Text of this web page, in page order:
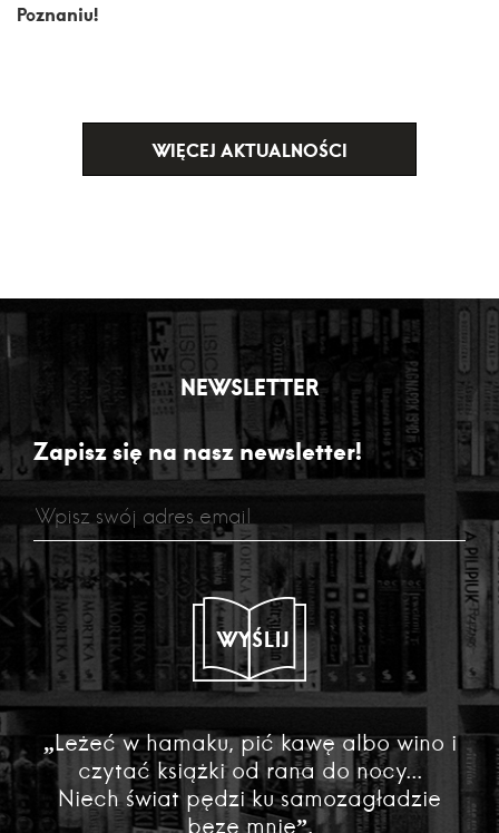
Poznaniu!
WIĘCEJ AKTUALNOŚCI
NEWSLETTER
Zapisz się na nasz newsletter!
WYŚLIJ
„Leżeć w hamaku, pić kawę albo wino i
czytać książki od rana do nocy...
Niech świat pędzi ku samozagładzie
beze mnie”.